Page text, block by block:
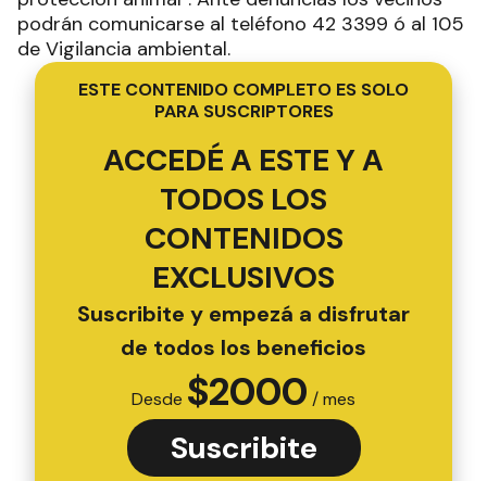
podrán comunicarse al teléfono 42 3399 ó al 105
de Vigilancia ambiental.
ESTE CONTENIDO COMPLETO ES SOLO
PARA SUSCRIPTORES
ACCEDÉ A ESTE Y A
TODOS LOS
CONTENIDOS
EXCLUSIVOS
Suscribite y empezá a disfrutar
de todos los beneficios
Desde $2000 / mes
Suscribite